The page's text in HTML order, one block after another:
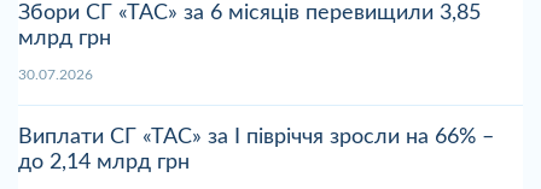
Збори СГ «ТАС» за 6 місяців перевищили 3,85
млрд грн
30.07.2026
Виплати СГ «ТАС» за І півріччя зросли на 66% –
до 2,14 млрд грн